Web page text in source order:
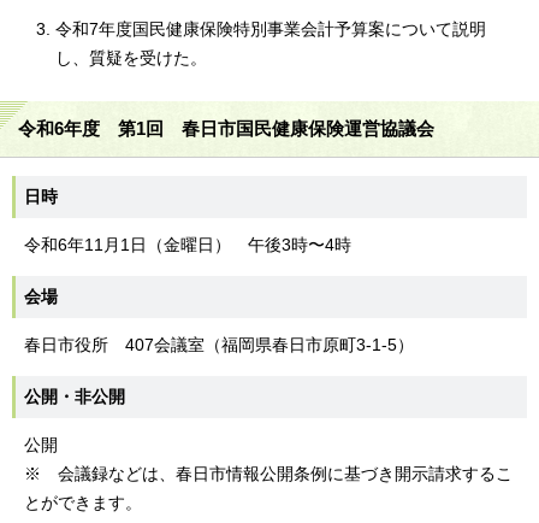
令和7年度国民健康保険特別事業会計予算案について説明
し、質疑を受けた。
令和6年度 第1回 春日市国民健康保険運営協議会
日時
令和6年11月1日（金曜日） 午後3時〜4時
会場
春日市役所 407会議室（福岡県春日市原町3-1-5）
公開・非公開
公開
※ 会議録などは、春日市情報公開条例に基づき開示請求するこ
とができます。